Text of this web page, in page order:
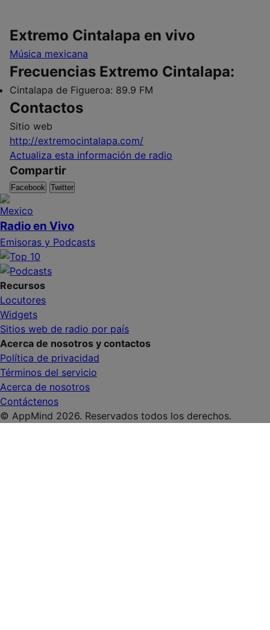
Extremo Cintalapa en vivo
Música mexicana
Frecuencias Extremo Cintalapa:
Cintalapa de Figueroa: 89.9 FM
Contactos
Sitio web
http://extremocintalapa.com/
Actualiza esta información de radio
Compartir
Facebook Twitter
Radio en Vivo
Emisoras y Podcasts
Recursos
Locutores
Widgets
Sitios web de radio por país
Acerca de nosotros y contactos
Política de privacidad
Términos del servicio
Acerca de nosotros
Contáctenos
© AppMind 2026. Reservados todos los derechos.